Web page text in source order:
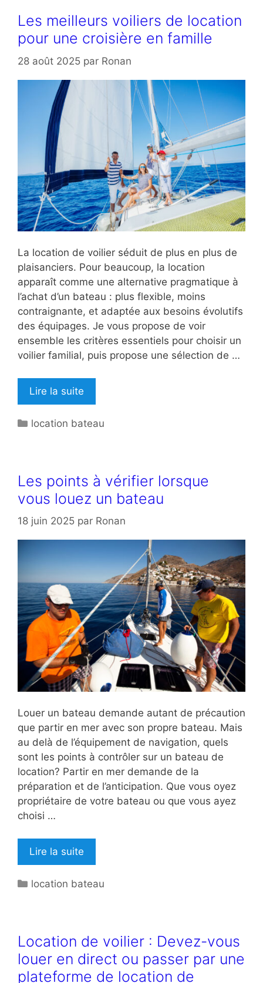
Les meilleurs voiliers de location
pour une croisière en famille
28 août 2025 par Ronan
La location de voilier séduit de plus en plus de
plaisanciers. Pour beaucoup, la location
apparaît comme une alternative pragmatique à
l’achat d’un bateau : plus flexible, moins
contraignante, et adaptée aux besoins évolutifs
des équipages. Je vous propose de voir
ensemble les critères essentiels pour choisir un
voilier familial, puis propose une sélection de …
Lire la suite
Catégories
location bateau
Les points à vérifier lorsque
vous louez un bateau
18 juin 2025 par Ronan
Louer un bateau demande autant de précaution
que partir en mer avec son propre bateau. Mais
au delà de l’équipement de navigation, quels
sont les points à contrôler sur un bateau de
location? Partir en mer demande de la
préparation et de l’anticipation. Que vous oyez
propriétaire de votre bateau ou que vous ayez
choisi …
Lire la suite
Catégories
location bateau
Location de voilier : Devez-vous
louer en direct ou passer par une
plateforme de location de